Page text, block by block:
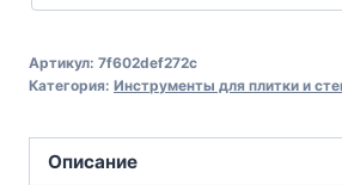
Артикул: 7f602def272c
Категория: Инструменты для плитки и
Описание